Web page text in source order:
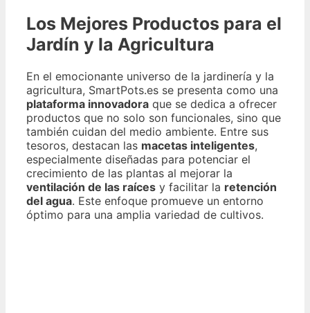
Los Mejores Productos para el
Jardín y la Agricultura
En el emocionante universo de la jardinería y la
agricultura, SmartPots.es se presenta como una
plataforma innovadora que se dedica a ofrecer
productos que no solo son funcionales, sino que
también cuidan del medio ambiente. Entre sus
tesoros, destacan las macetas inteligentes,
especialmente diseñadas para potenciar el
crecimiento de las plantas al mejorar la
ventilación de las raíces y facilitar la retención
del agua. Este enfoque promueve un entorno
óptimo para una amplia variedad de cultivos.